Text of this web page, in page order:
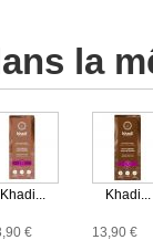
la
Khadi...
€
Khadi...
13,90 €